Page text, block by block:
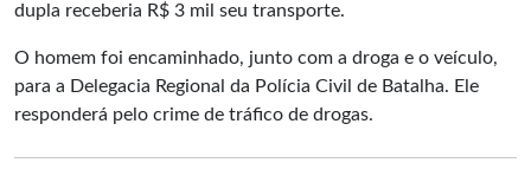
dupla receberia R$ 3 mil seu transporte.
O homem foi encaminhado, junto com a droga e o veículo,
para a Delegacia Regional da Polícia Civil de Batalha. Ele
responderá pelo crime de tráfico de drogas.